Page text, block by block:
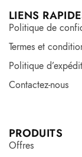
LIENS
Politique de
Termes et
Politique
Contactez-nous
PRODUITS
Offres